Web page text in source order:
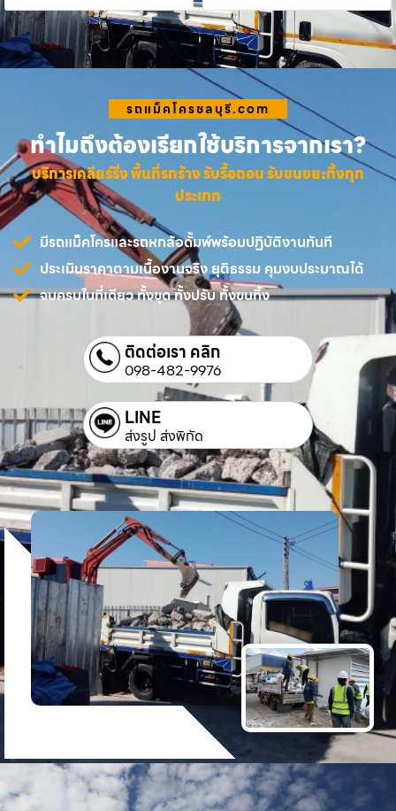
รถแม็คโครชลบุรี.com
ทำไมถึงต้องเรียกใช้บริการจากเรา?
บริการเคลียร์ริ่ง พื้นที่รกร้าง รับรื้อถอน รับขนขยะทิ้งทุก
ประเภท
มีรถแม็คโครและรถหกล้อดั้มพ์พร้อมปฏิบัติงานทันที
ประเมินราคาตามเนื้องานจริง ยุติธรรม คุมงบประมาณได้
จบครบในที่เดียว ทั้งขุด ทั้งปรับ ทั้งขนทิ้ง
ติดต่อเรา คลิก
098-482-9976
LINE
ส่งรูป ส่งพิกัด